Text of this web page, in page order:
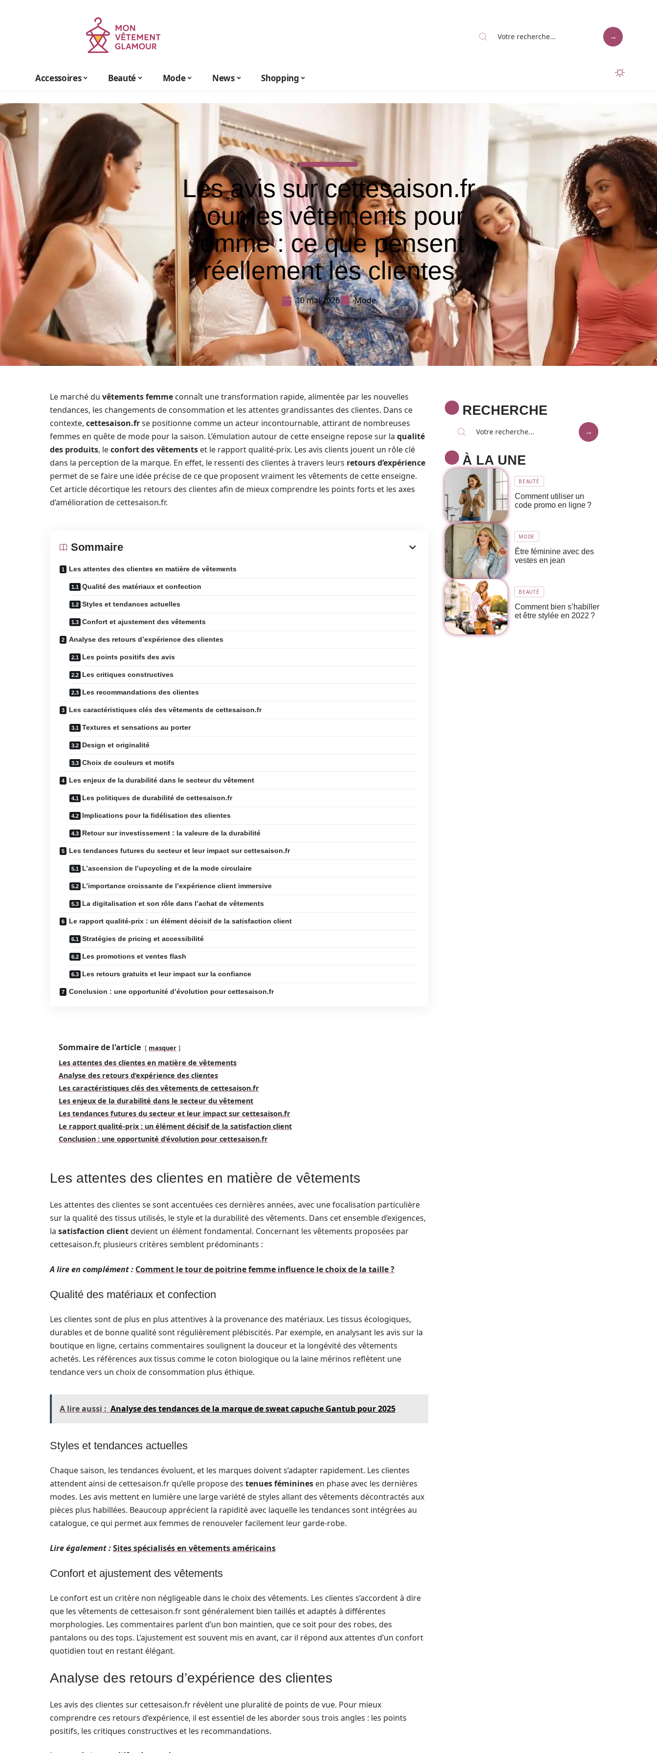
Accessoires Beauté Mode News Shopping
Les avis sur cettesaison.fr
pour les vêtements pour
femme : ce que pensent
réellement les clientes
10 mai 2026 Mode
Le marché du vêtements femme connaît une transformation rapide, alimentée par les nouvelles
tendances, les changements de consommation et les attentes grandissantes des clientes. Dans ce
contexte, cettesaison.frse positionne comme un acteur incontournable, attirant de nombreuses
femmes en quête de mode pour la saison. L’émulation autour de cette enseigne repose sur la qualité
des produits, leconfort des vêtements et le rapport qualité-prix. Les avis clients jouent un rôle clé
dans la perception de la marque. En effet, le ressenti des clientes à travers leurs retours d’expérience
permet de se faire une idée précise de ce que proposent vraiment les vêtements de cette enseigne.
Cet article décortique les retours des clientes afin de mieux comprendre les points forts et les axes
d’amélioration de cettesaison.fr.
Sommaire
Les attentes des clientes en matière de vêtements
Qualité des matériaux et confection
Styles et tendances actuelles
Confort et ajustement des vêtements
Analyse des retours d’expérience des clientes
Les points positifs des avis
Les critiques constructives
Les recommandations des clientes
Les caractéristiques clés des vêtements de cettesaison.fr
Textures et sensations au porter
Design et originalité
Choix de couleurs et motifs
Les enjeux de la durabilité dans le secteur du vêtement
Les politiques de durabilité de cettesaison.fr
Implications pour la fidélisation des clientes
Retour sur investissement : la valeure de la durabilité
Les tendances futures du secteur et leur impact sur cettesaison.fr
L’ascension de l’upcycling et de la mode circulaire
L’importance croissante de l’expérience client immersive
La digitalisation et son rôle dans l’achat de vêtements
Le rapport qualité-prix : un élément décisif de la satisfaction client
Stratégies de pricing et accessibilité
Les promotions et ventes flash
Les retours gratuits et leur impact sur la confiance
Conclusion : une opportunité d’évolution pour cettesaison.fr
Sommaire de l'article masquer
Les attentes des clientes en matière de vêtements
Analyse des retours d’expérience des clientes
Les caractéristiques clés des vêtements de cettesaison.fr
Les enjeux de la durabilité dans le secteur du vêtement
Les tendances futures du secteur et leur impact sur cettesaison.fr
Le rapport qualité-prix : un élément décisif de la satisfaction client
Conclusion : une opportunité d’évolution pour cettesaison.fr
Les attentes des clientes en matière de vêtements
Les attentes des clientes se sont accentuées ces dernières années, avec une focalisation particulière
sur la qualité des tissus utilisés, le style et la durabilité des vêtements. Dans cet ensemble d’exigences,
la satisfaction clientdevient un élément fondamental. Concernant les vêtements proposées par
cettesaison.fr, plusieurs critères semblent prédominants :
A lire en complément : Comment le tour de poitrine femme influence le choix de la taille ?
Qualité des matériaux et confection
Les clientes sont de plus en plus attentives à la provenance des matériaux. Les tissus écologiques,
durables et de bonne qualité sont régulièrement plébiscités. Par exemple, en analysant les avis sur la
boutique en ligne, certains commentaires soulignent la douceur et la longévité des vêtements
achetés. Les références aux tissus comme le coton biologique ou la laine mérinos reflètent une
tendance vers un choix de consommation plus éthique.
A lire aussi : Analyse des tendances de la marque de sweat capuche Gantub pour 2025
Styles et tendances actuelles
Chaque saison, les tendances évoluent, et les marques doivent s’adapter rapidement. Les clientes
attendent ainsi de cettesaison.fr qu’elle propose des tenues féminines en phase avec les dernières
modes. Les avis mettent en lumière une large variété de styles allant des vêtements décontractés aux
pièces plus habillées. Beaucoup apprécient la rapidité avec laquelle les tendances sont intégrées au
catalogue, ce qui permet aux femmes de renouveler facilement leur garde-robe.
Lire également :Sites spécialisés en vêtements américains
Confort et ajustement des vêtements
Le confort est un critère non négligeable dans le choix des vêtements. Les clientes s’accordent à dire
que les vêtements de cettesaison.fr sont généralement bien taillés et adaptés à différentes
morphologies. Les commentaires parlent d’un bon maintien, que ce soit pour des robes, des
pantalons ou des tops. L’ajustement est souvent mis en avant, car il répond aux attentes d’un confort
quotidien tout en restant élégant.
Analyse des retours d’expérience des clientes
Les avis des clientes sur cettesaison.fr révèlent une pluralité de points de vue. Pour mieux
comprendre ces retours d’expérience, il est essentiel de les aborder sous trois angles : les points
positifs, les critiques constructives et les recommandations.
RECHERCHE
À LA UNE
BEAUTÉ
Comment utiliser un
code promo en ligne ?
MODE
Être féminine avec des
vestes en jean
BEAUTÉ
Comment bien s’habiller
et être stylée en 2022 ?